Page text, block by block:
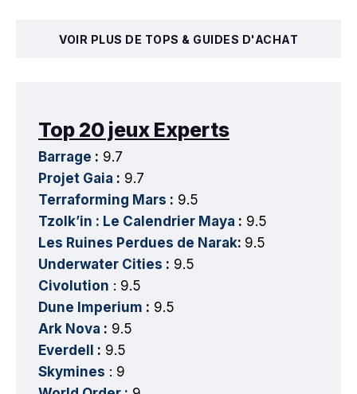
VOIR PLUS DE TOPS & GUIDES D'ACHAT
Top 20 jeux Experts
Barrage : 9.7
Projet Gaia : 9.7
Terraforming Mars : 9.5
Tzolk’in : Le Calendrier Maya : 9.5
Les Ruines Perdues de Narak: 9.5
Underwater Cities : 9.5
Civolution : 9.5
Dune Imperium : 9.5
Ark Nova : 9.5
Everdell : 9.5
Skymines : 9